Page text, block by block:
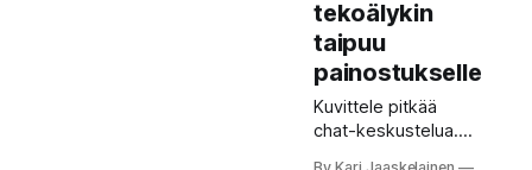
tekoälykin
taipuu
painostukselle
Kuvittele pitkää
chat-keskustelua.